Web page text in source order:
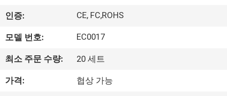
동
영
회
인증: CE, FC,ROHS
모델 번호: EC0017
최소 주문 수량: 20 세트
가격: 협상 가능